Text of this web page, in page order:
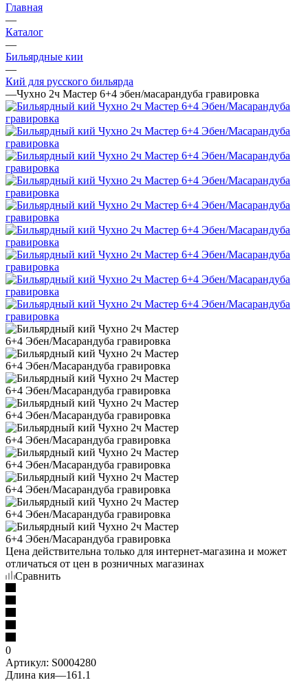
Главная
—
Каталог
—
Бильярдные кии
—
Кий для русского бильярда
—Чухно 2ч Мастер 6+4 эбен/масарандуба гравировка
Цена действительна только для интернет-магазина и может
отличаться от цен в розничных магазинах
Сравнить
0
Артикул: S0004280
Длина кия—161.1